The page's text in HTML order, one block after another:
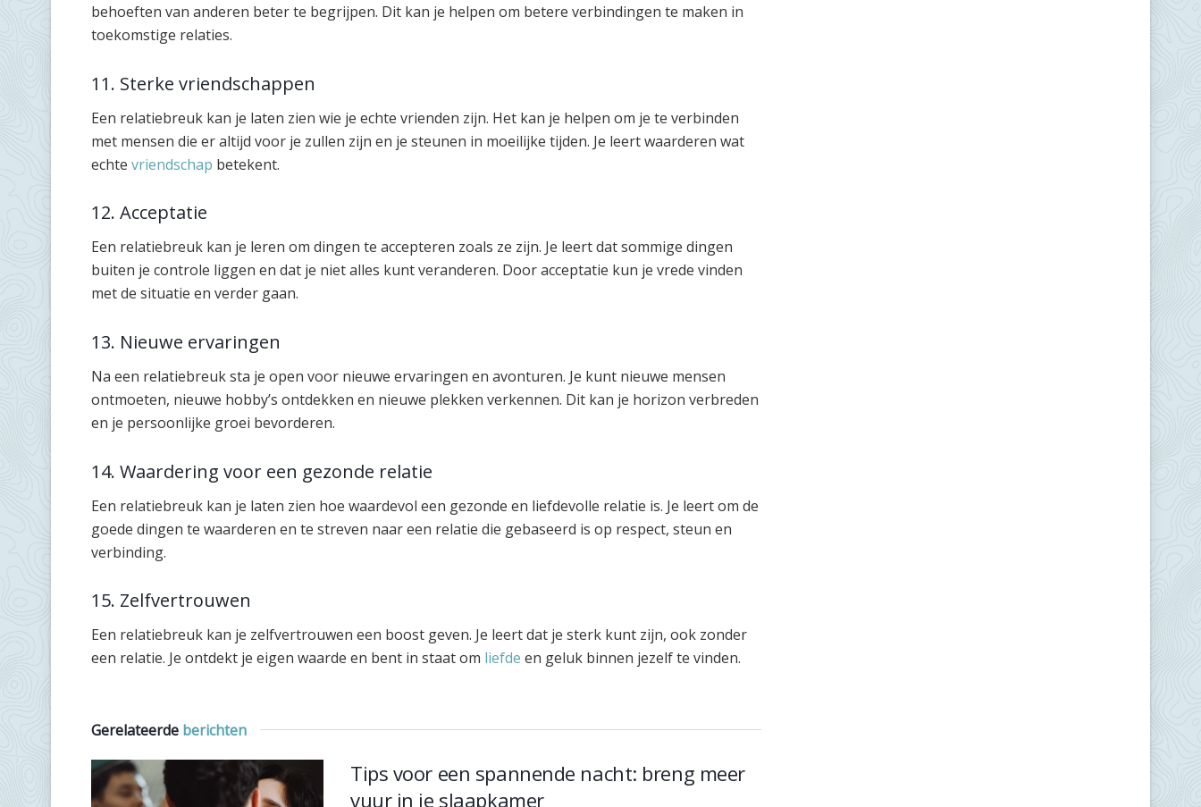
behoeften van anderen beter te begrijpen. Dit kan je helpen om betere verbindingen te maken in
toekomstige relaties.
11. Sterke vriendschappen
Een relatiebreuk kan je laten zien wie je echte vrienden zijn. Het kan je helpen om je te verbinden
met mensen die er altijd voor je zullen zijn en je steunen in moeilijke tijden. Je leert waarderen wat
echte vriendschap betekent.
12. Acceptatie
Een relatiebreuk kan je leren om dingen te accepteren zoals ze zijn. Je leert dat sommige dingen
buiten je controle liggen en dat je niet alles kunt veranderen. Door acceptatie kun je vrede vinden
met de situatie en verder gaan.
13. Nieuwe ervaringen
Na een relatiebreuk sta je open voor nieuwe ervaringen en avonturen. Je kunt nieuwe mensen
ontmoeten, nieuwe hobby’s ontdekken en nieuwe plekken verkennen. Dit kan je horizon verbreden
en je persoonlijke groei bevorderen.
14. Waardering voor een gezonde relatie
Een relatiebreuk kan je laten zien hoe waardevol een gezonde en liefdevolle relatie is. Je leert om de
goede dingen te waarderen en te streven naar een relatie die gebaseerd is op respect, steun en
verbinding.
15. Zelfvertrouwen
Een relatiebreuk kan je zelfvertrouwen een boost geven. Je leert dat je sterk kunt zijn, ook zonder
een relatie. Je ontdekt je eigen waarde en bent in staat om liefde en geluk binnen jezelf te vinden.
Gerelateerde berichten
Tips voor een spannende nacht: breng meer
vuur in je slaapkamer